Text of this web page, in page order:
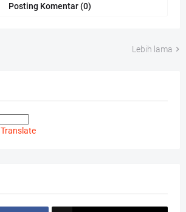
Posting Komentar (0)
Lebih lama
Translate